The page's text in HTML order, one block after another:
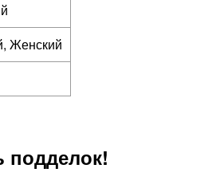
Женский
подделок!